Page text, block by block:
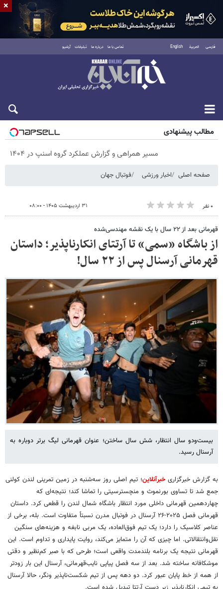
فارسی العربية English تماس با ما درباره ما تبلیغات آرشیو
پنجشنبه ۱۵ مرداد ۱۴۰۵
مطالب پیشنهادی
مسیر همراهی و گزارش عملکرد گروه اسنپ در ۱۴۰۴
صفحه اصلی اخبار ورزشی فوتبال جهان
۰ نفر ۳۱ اردیبهشت ۱۴۰۵ - ۰۸:۰۰
قهرمانی بعد از ۲۲ سال با یک نقشه مهندسی‌شده
از باشگاه «سمی» تا آرتتای انکارناپذیر؛ داستان
قهرمانی آرسنال پس از ۲۲ سال!
بیست‌ودو سال انتظار، شش سال ساختن؛ عنوان قهرمانی لیگ برتر دوباره به
آرسنال رسید.
به گزارش خبرگزاریخبرآنلاین؛ تیم اصلی روز سه‌شنبه در زمین تمرینی لندن کولنی
جمع شد تا تساوی بورنموث و منچسترسیتی را تماشا کند؛ نتیجه‌ای که
چهاردهمین قهرمانی داخلی مورد انتظار باشگاه شمال لندن را قطعی کرد. داستان
قهرمانی فصل ۲۰۲۵-۲۶ آرسنال در فوتبال مدرن نسبتاً متفاوت است. بله، برخی از
عناصر کلاسیک را دارد؛ یک تیم فوق‌العاده، یک مربی نابغه و هزینه‌های سنگین
نقل‌وانتقالاتی. اما چیزی که آن را متمایز می‌کند، روایت پایداری و تداوم است. این
قهرمانی نتیجه یک برنامه بلندمدت واقعی است؛ طرحی که با صبر کم‌نظیر و دقتی
موشکافانه ساخته شد. بعد از سه فصل پیاپی نایب‌قهرمانی، آرسنال این بار زودتر
از همه از خط پایان عبور کرد. دو دهه پس از تیم شکست‌ناپذیر ونگر، حالا آرسنال
×